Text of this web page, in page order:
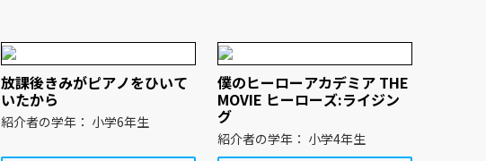
放課後きみがピアノをひいて
いたから
紹介者の学年： 小学6年生
僕のヒーローアカデミア THE
MOVIE ヒーローズ:ライジン
グ
紹介者の学年： 小学4年生